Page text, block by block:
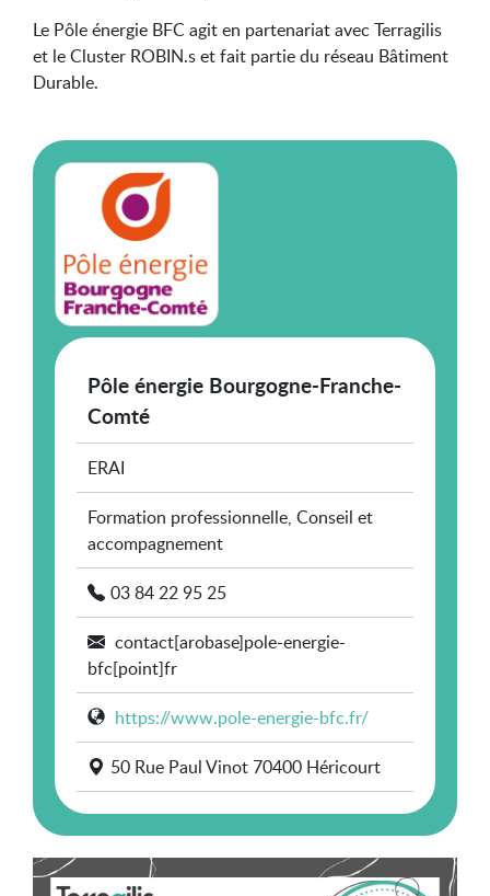
Le Pôle énergie BFC agit en partenariat avec Terragilis
et le Cluster ROBIN.s et fait partie du réseau Bâtiment
Durable.
Pôle énergie Bourgogne-Franche-
Comté
ERAI
Formation professionnelle, Conseil et
accompagnement
03 84 22 95 25
contact[arobase]pole-energie-
bfc[point]fr
https://www.pole-energie-bfc.fr/
50 Rue Paul Vinot 70400 Héricourt